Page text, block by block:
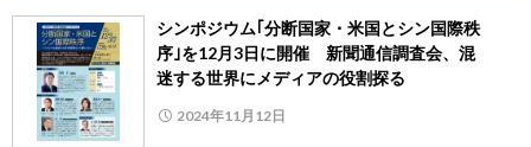
シンポジウム｢分断国家・米国とシン国際秩
序｣を12月3日に開催 新聞通信調査会、混
迷する世界にメディアの役割探る
2024年11月12日